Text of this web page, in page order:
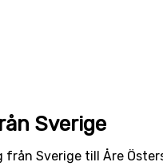
Sverige
från Sverige till Åre